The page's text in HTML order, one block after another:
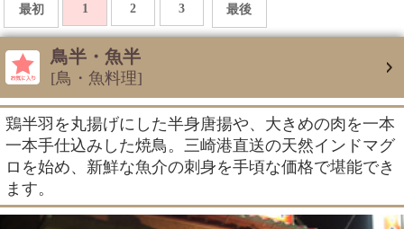
最初 1 2 3 最後
鳥半・魚半
[鳥・魚料理]
鶏半羽を丸揚げにした半身唐揚や、大きめの肉を一本
一本手仕込みした焼鳥。三崎港直送の天然インドマグ
ロを始め、新鮮な魚介の刺身を手頃な価格で堪能でき
ます。